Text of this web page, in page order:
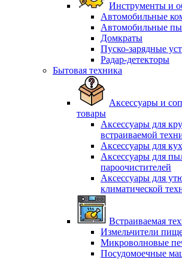
Инструменты и
Автомобильные
Автомобильные
Домкраты
Пуско-зарядные
Радар-детекторы
Бытовая техника
Аксессуары и
товары
Аксессуары для
встраиваемой
Аксессуары для
Аксессуары для
пароочистителей
Аксессуары для
климатической
Встраиваемая
Измельчители
Микроволновые
Посудомоечные